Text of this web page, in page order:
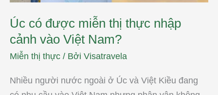
Úc có được miễn thị thực nhập
cảnh vào Việt Nam?
Miễn thị thực / Bởi Visatravela
Nhiều người nước ngoài ở Úc và Việt Kiều đang